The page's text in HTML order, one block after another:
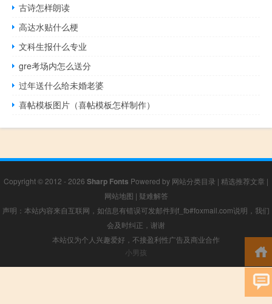
古诗怎样朗读
高达水贴什么梗
文科生报什么专业
gre考场内怎么送分
过年送什么给未婚老婆
喜帖模板图片（喜帖模板怎样制作）
Copyright © 2012 - 2026 Sharp Fonts Powered by 网站分类目录 | 精选推荐文章 |
网站地图 | 疑难解答
声明：本站内容来自互联网，如信息有错误可发邮件到f_fb#foxmail.com说明，我们
会及时纠正，谢谢
本站仅为个人兴趣爱好，不接盈利性广告及商业合作
小男孩